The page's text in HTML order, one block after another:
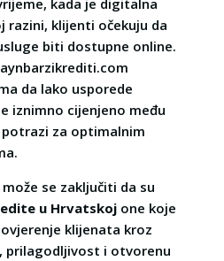
razini, klijenti očekuju da
biti dostupne online.
da lako usporede
iznimno cijenjeno među
za optimalnim
se zaključiti da su
u Hrvatskojone koje
klijenata kroz
prilagodljivost i otvorenu